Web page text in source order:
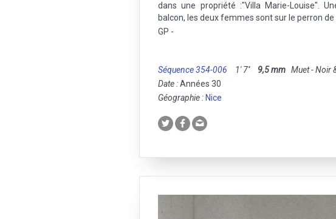
dans une propriété :"Villa Marie-Louise".
balcon, les deux femmes sont sur le perron de
GP -
Séquence 354-006 1' 7'' 9,5 mm Muet - Noir
Date :Années 30
Géographie : Nice